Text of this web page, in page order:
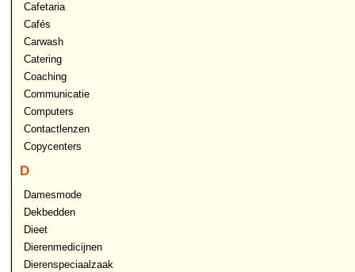
Cafetaria
Cafés
Carwash
Catering
Coaching
Communicatie
Computers
Contactlenzen
Copycenters
D
Damesmode
Dekbedden
Dieet
Dierenmedicijnen
Dierenspeciaalzaak